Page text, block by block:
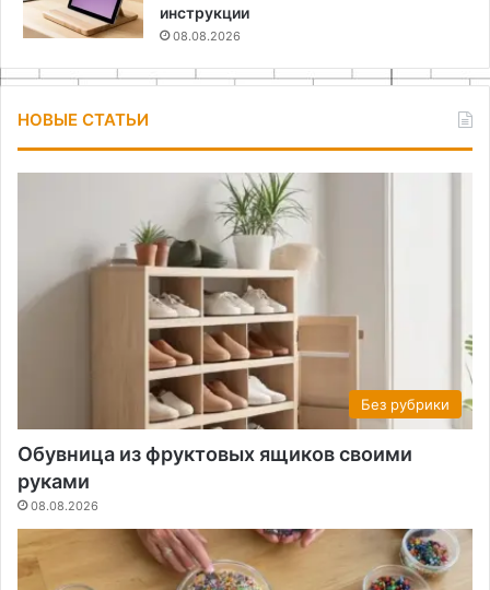
инструкции
08.08.2026
НОВЫЕ СТАТЬИ
Без рубрики
Обувница из фруктовых ящиков своими
руками
08.08.2026